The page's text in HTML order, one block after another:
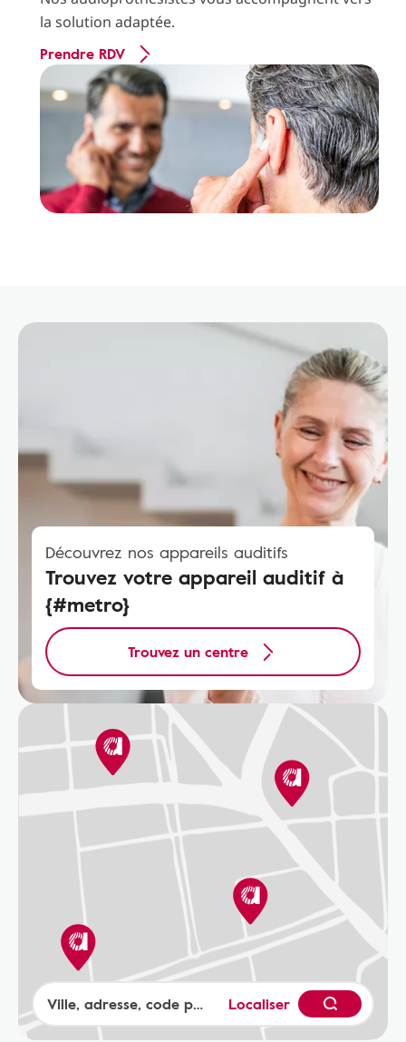
la solution adaptée.
Prendre RDV
Découvrez nos appareils auditifs
Trouvez votre appareil auditif à
{#metro}
Trouvez un centre
Localiser